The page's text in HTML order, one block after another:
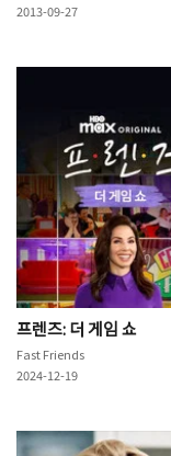
2013-09-27
프렌즈: 더 게임 쇼
Fast Friends
2024-12-19